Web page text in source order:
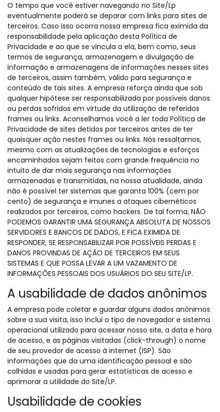
O tempo que você estiver navegando no Site/Lp
eventualmente poderá se deparar com links para sites de
terceiros. Caso isso ocorra nossa empresa fica eximida da
responsabilidade pela aplicação desta Política de
Privacidade e ao que se vincula a ela, bem como, seus
termos de segurança, armazenagem e divulgação de
informação e armazenagens de informações nesses sites
de terceiros, assim também, válido para segurança e
conteúdo de tais sites. A empresa reforça ainda que sob
qualquer hipótese ser responsabilizada por possíveis danos
ou perdas sofridos em virtude da utilização de referidos
frames ou links. Aconselhamos você a ler toda Política de
Privacidade de sites detidos por terceiros antes de ter
quaisquer ação nestes frames ou links. Nós ressaltamos,
mesmo com as atualizações de tecnologias e esforços
encaminhados sejam feitos com grande frequência no
intuito de dar mais segurança nas informações
armazenadas e transmitidas, na nossa atualidade, ainda
não é possível ter sistemas que garanta 100% (cem por
cento) de segurança e imunes a ataques cibernéticos
realizados por terceiros, como hackers. De tal forma, NÃO
PODEMOS GARANTIR UMA SEGURANÇA ABSOLUTA DE NOSSOS
SERVIDORES E BANCOS DE DADOS, E FICA EXIMIDA DE
RESPONDER, SE RESPONSABILIZAR POR POSSÍVEIS PERDAS E
DANOS PROVINDAS DE AÇÃO DE TERCEIROS EM SEUS
SISTEMAS E QUE POSSA LEVAR A UM VAZAMENTO DE
INFORMAÇÕES PESSOAIS DOS USUÁRIOS DO SEU SITE/LP.
A usabilidade de dados anônimos
A empresa pode coletar e guardar alguns dados anônimos
sobre a sua visita, isso inclui o tipo de navegador e sistema
operacional utilizado para acessar nosso site, a data e hora
de acesso, e as páginas visitadas (click-through) o nome
de seu provedor de acesso à internet (ISP). São
informações que da uma identificação pessoal e são
colhidas e usadas para gerar estatísticas de acesso e
aprimorar a utilidade do Site/LP.
Usabilidade de cookies